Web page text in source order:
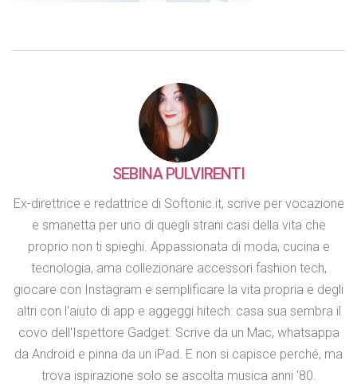
SEBINA PULVIRENTI
Ex-direttrice e redattrice di Softonic.it, scrive per vocazione
e smanetta per uno di quegli strani casi della vita che
proprio non ti spieghi. Appassionata di moda, cucina e
tecnologia, ama collezionare accessori fashion tech,
giocare con Instagram e semplificare la vita propria e degli
altri con l'aiuto di app e aggeggi hitech: casa sua sembra il
covo dell'Ispettore Gadget. Scrive da un Mac, whatsappa
da Android e pinna da un iPad. E non si capisce perché, ma
trova ispirazione solo se ascolta musica anni '80.